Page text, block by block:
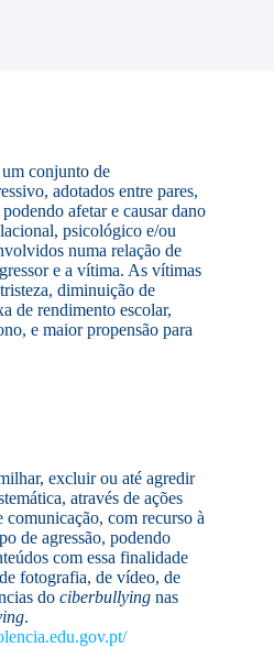
conjunto de
adotados entre pares,
afetar e causar dano
psicológico e/ou
numa relação de
e a vítima. As vítimas
diminuição de
de rendimento escolar,
e maior propensão para
excluir ou até agredir
através de ações
comunicação, com recurso à
de agressão, podendo
com essa finalidade
fotografia, de vídeo, de
do ciberbullying nas
.